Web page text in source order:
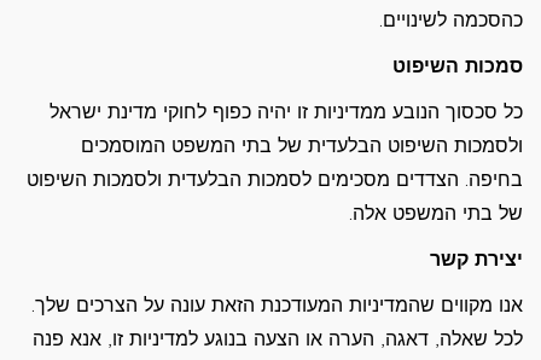
כהסכמה לשינויים.
סמכות השיפוט
כל סכסוך הנובע ממדיניות זו יהיה כפוף לחוקי מדינת ישראל
ולסמכות השיפוט הבלעדית של בתי המשפט המוסמכים
בחיפה. הצדדים מסכימים לסמכות הבלעדית ולסמכות השיפוט
של בתי המשפט אלה.
יצירת קשר
אנו מקווים שהמדיניות המעודכנת הזאת עונה על הצרכים שלך.
לכל שאלה, דאגה, הערה או הצעה בנוגע למדיניות זו, אנא פנה